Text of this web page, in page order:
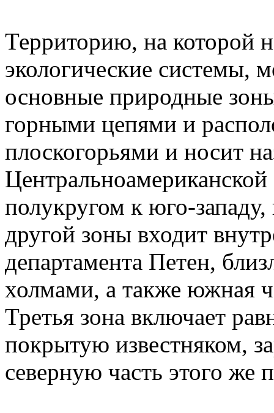
Территорию, на которой
экологические системы,
основные природные
горными цепями и
плоскогорьями и носит
полукругом к юго-
другой зоны входит
департамента Петен,
холмами, а также южная
Третья зона включает
покрытую известняком,
северную часть этого же